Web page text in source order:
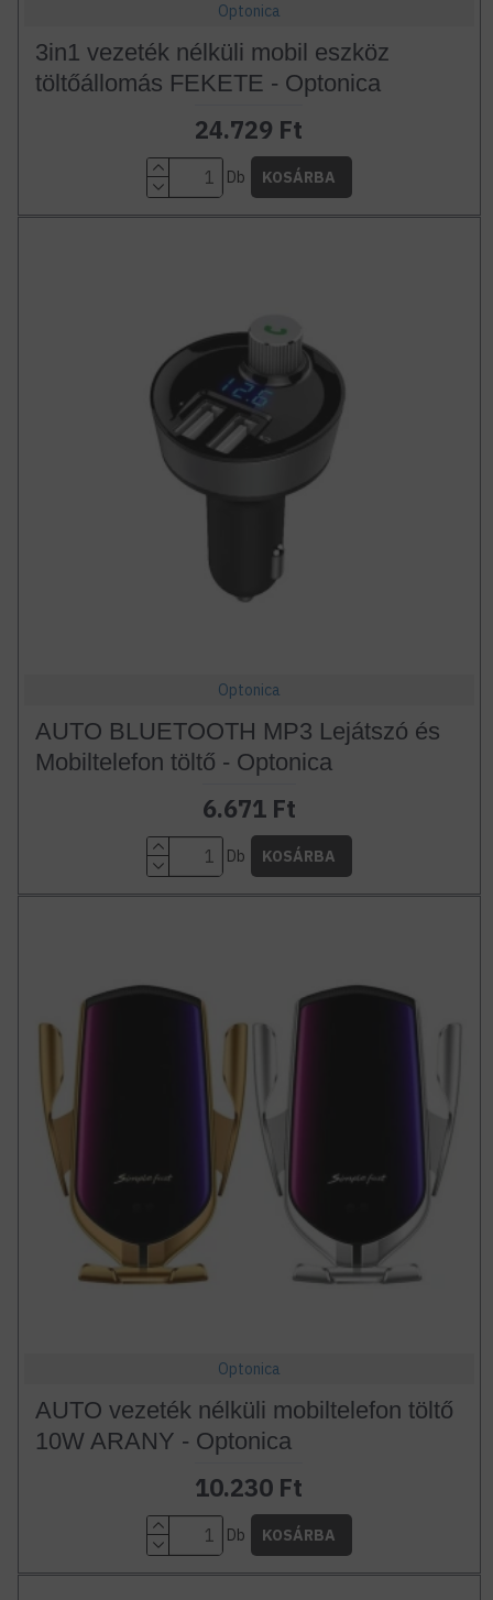
Optonica
3in1 vezeték nélküli mobil eszköz
töltőállomás FEKETE - Optonica
24.729 Ft
Db KOSÁRBA
Optonica
AUTO BLUETOOTH MP3 Lejátszó és
Mobiltelefon töltő - Optonica
6.671 Ft
Db KOSÁRBA
Optonica
AUTO vezeték nélküli mobiltelefon töltő
10W ARANY - Optonica
10.230 Ft
Db KOSÁRBA